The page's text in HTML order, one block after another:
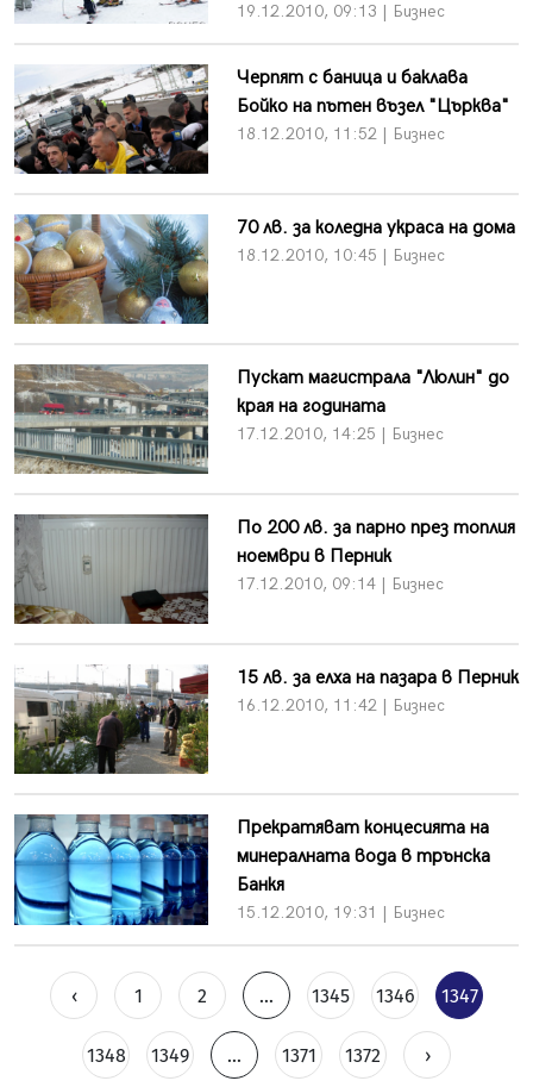
19.12.2010, 09:13 | Бизнес
Черпят с баница и баклава
Бойко на пътен възел "Църква"
18.12.2010, 11:52 | Бизнес
70 лв. за коледна украса на дома
18.12.2010, 10:45 | Бизнес
Пускат магистрала "Люлин" до
края на годината
17.12.2010, 14:25 | Бизнес
По 200 лв. за парно през топлия
ноември в Перник
17.12.2010, 09:14 | Бизнес
15 лв. за елха на пазара в Перник
16.12.2010, 11:42 | Бизнес
Прекратяват концесията на
минералната вода в трънска
Банкя
15.12.2010, 19:31 | Бизнес
‹ 1 2 ... 1345 1346 1347
1348 1349 ... 1371 1372 ›